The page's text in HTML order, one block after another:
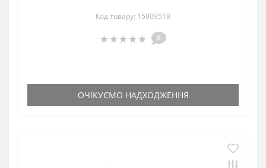
Код товару: 15909519
0
ОЧІКУЄМО НАДХОДЖЕННЯ